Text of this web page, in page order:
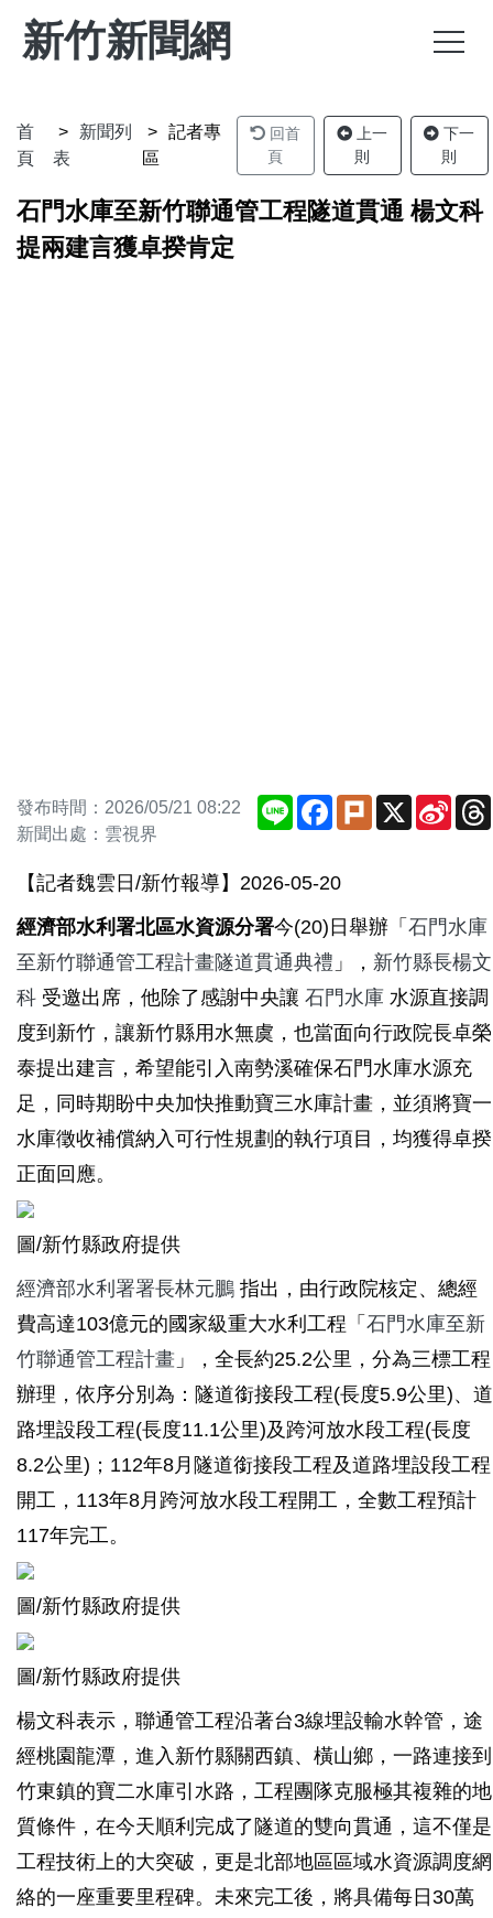
新竹新聞網
首
頁
新聞列
表
記者專
區
回首
頁
上一
則
下一
則
石門水庫至新竹聯通管工程隧道貫通 楊文科
提兩建言獲卓揆肯定
發布時間：2026/05/21 08:22
新聞出處：雲視界
Line Facebook
Plurk X
Sina
【記者魏雲日/新竹報導】2026-05-20
經濟部水利署北區水資源分署今(20)日舉辦「 石門水庫
至新竹聯通管工程計畫隧道貫通典禮 」， 新竹縣長楊文
科 受邀出席，他除了感謝中央讓 石門水庫 水源直接調
度到新竹，讓新竹縣用水無虞，也當面向行政院長卓榮
泰提出建言，希望能引入南勢溪確保石門水庫水源充
足，同時期盼中央加快推動寶三水庫計畫，並須將寶一
水庫徵收補償納入可行性規劃的執行項目，均獲得卓揆
正面回應。
圖/新竹縣政府提供
經濟部水利署署長林元鵬 指出，由行政院核定、總經
費高達103億元的國家級重大水利工程「 石門水庫至新
竹聯通管工程計畫 」，全長約25.2公里，分為三標工程
辦理，依序分別為：隧道銜接段工程(長度5.9公里)、道
路埋設段工程(長度11.1公里)及跨河放水段工程(長度
8.2公里)；112年8月隧道銜接段工程及道路埋設段工程
開工，113年8月跨河放水段工程開工，全數工程預計
117年完工。
圖/新竹縣政府提供
圖/新竹縣政府提供
楊文科表示，聯通管工程沿著台3線埋設輸水幹管，途
經桃園龍潭，進入新竹縣關西鎮、橫山鄉，一路連接到
竹東鎮的寶二水庫引水路，工程團隊克服極其複雜的地
質條件，在今天順利完成了隧道的雙向貫通，這不僅是
工程技術上的大突破，更是北部地區區域水資源調度網
絡的一座重要里程碑。未來完工後，將具備每日30萬